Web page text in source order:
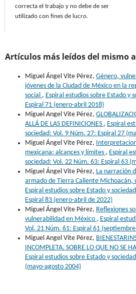
correcta el trabajo y no debe de ser
utilizado con fines de lucro.
Artículos más leídos del mismo
Miguel Ángel Vite Pérez, Género,
jóvenes de la Ciudad de México en la
social , Espiral estudios sobre Estado y
Espiral 71 (enero-abril 2018)
Miguel Angel Vite Pérez,
ALLÁ DE LAS DEFINICIONES , Espiral
sociedad: Vol. 9 Núm. 27: Espiral 27
Miguel Ángel Vite Pérez,
mexicana: alcances y límites , Espiral
sociedad: Vol. 22 Núm. 63: Espiral 63
Miguel Ángel Vite Pérez, La narración
armado de Tierra Caliente
Espiral estudios sobre Estado y
Espiral 83 (enero-abril de 2022)
Miguel Ángel Vite Pérez, Reflexiones
vulnerabilidad en México , Espiral
Vol. 21 Núm. 61: Espiral 61
Miguel Angel Vite Pérez,
INCOMPLETA. SOBRE LO QUE NO SE
Espiral estudios sobre Estado y
(mayo-agosto 2004)